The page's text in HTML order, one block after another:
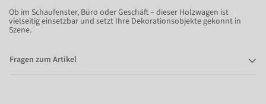
Ob im Schaufenster, Büro oder Geschäft – dieser Holzwagen ist
vielseitig einsetzbar und setzt Ihre Dekorationsobjekte gekonnt in
Szene.
Fragen zum Artikel